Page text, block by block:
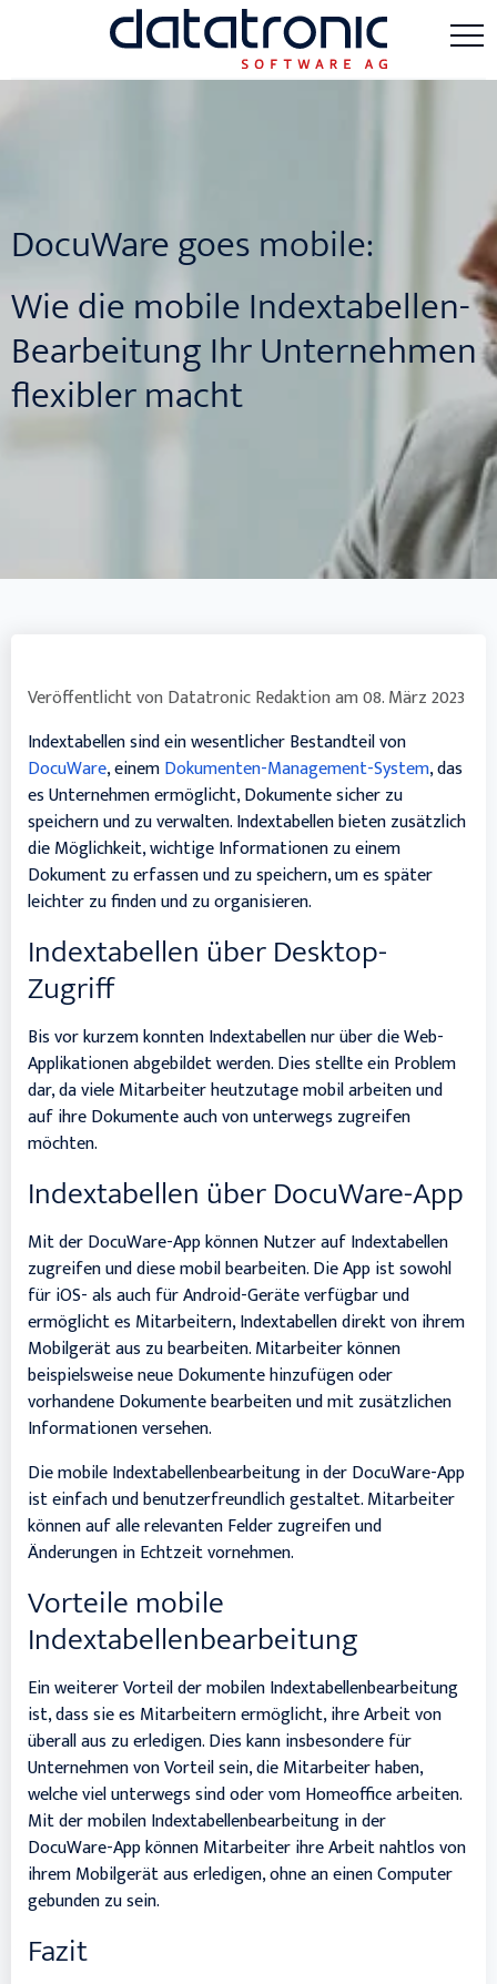
DocuWare goes mobile:
Wie die mobile Indextabellen-
Bearbeitung Ihr Unternehmen
flexibler macht
Veröffentlicht vonDatatronic Redaktionam08. März 2023
Indextabellen sind ein wesentlicher Bestandteil von
DocuWare, einemDokumenten-Management-System, das
es Unternehmen ermöglicht, Dokumente sicher zu
speichern und zu verwalten. Indextabellen bieten zusätzlich
die Möglichkeit, wichtige Informationen zu einem
Dokument zu erfassen und zu speichern, um es später
leichter zu finden und zu organisieren.
Indextabellen über Desktop-
Zugriff
Bis vor kurzem konnten Indextabellen nur über die Web-
Applikationen abgebildet werden. Dies stellte ein Problem
dar, da viele Mitarbeiter heutzutage mobil arbeiten und
auf ihre Dokumente auch von unterwegs zugreifen
möchten.
Indextabellen über DocuWare-App
Mit der DocuWare-App können Nutzer auf Indextabellen
zugreifen und diese mobil bearbeiten. Die App ist sowohl
für iOS- als auch für Android-Geräte verfügbar und
ermöglicht es Mitarbeitern, Indextabellen direkt von ihrem
Mobilgerät aus zu bearbeiten. Mitarbeiter können
beispielsweise neue Dokumente hinzufügen oder
vorhandene Dokumente bearbeiten und mit zusätzlichen
Informationen versehen.
Die mobile Indextabellenbearbeitung in der DocuWare-App
ist einfach und benutzerfreundlich gestaltet. Mitarbeiter
können auf alle relevanten Felder zugreifen und
Änderungen in Echtzeit vornehmen.
Vorteile mobile
Indextabellenbearbeitung
Ein weiterer Vorteil der mobilen Indextabellenbearbeitung
ist, dass sie es Mitarbeitern ermöglicht, ihre Arbeit von
überall aus zu erledigen. Dies kann insbesondere für
Unternehmen von Vorteil sein, die Mitarbeiter haben,
welche viel unterwegs sind oder vom Homeoffice arbeiten.
Mit der mobilen Indextabellenbearbeitung in der
DocuWare-App können Mitarbeiter ihre Arbeit nahtlos von
ihrem Mobilgerät aus erledigen, ohne an einen Computer
gebunden zu sein.
Fazit